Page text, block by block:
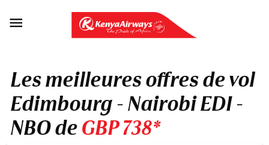

Les meilleures offres de vol
Edimbourg - Nairobi EDI -
NBO deGBP 738*